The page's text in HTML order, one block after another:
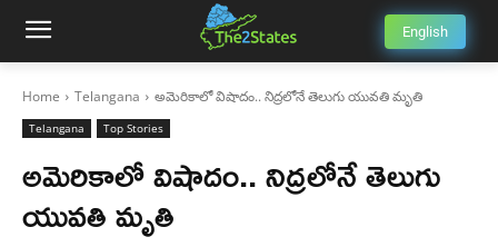
English
Home Telangana అమెరికాలో విషాదం.. నిద్రలోనే తెలుగు యువతి మృతి
Telangana Top Stories
అమెరికాలో విషాదం.. నిద్రలోనే తెలుగు
యువతి మృతి